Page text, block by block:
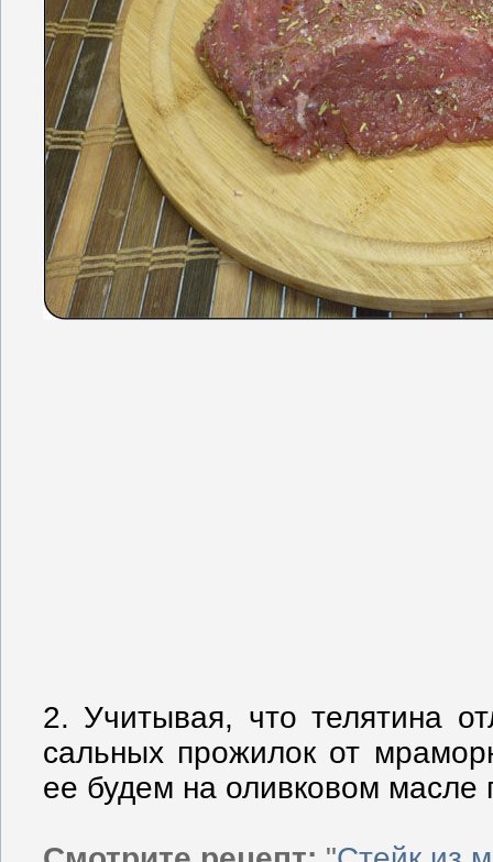
2. Учитывая, что телятина
сальных прожилок от
ее будем на оливковом масле